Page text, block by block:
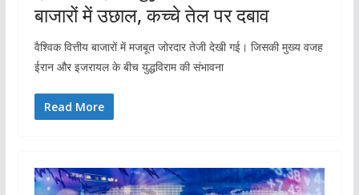
बाजारों में उछाल, कच्चे तेल पर दबाव
वैश्विक वित्तीय बाजारों में मजबूत जोरदार तेजी देखी गई। जिसकी मुख्य वजह
ईरान और इजरायल के बीच युद्धविराम की संभावना
Read More